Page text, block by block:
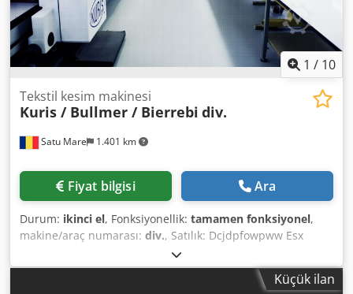
1 / 10
Satu Mare 1.401 km
Tekstil kesim makinesi
Kuris / Bullmer / Bierrebi div.
Fiyat bilgisi Ara
Durum: ikinci el, Fonksiyonellik: tamamen fonksiyonel,
makine/araç numarası: div., Satılık: Dcjdpfowpww Esx
Ahcok • 1x Kuris Pionier, serim makinesi; yatırma masası,
otomatik servo-cutter ve bant bıçağı dahil. Set fiyatı: 6.750
€ (sökümü alıcı tarafından yapılırsa) • 1x Kuris Pionier,Küçük ilan